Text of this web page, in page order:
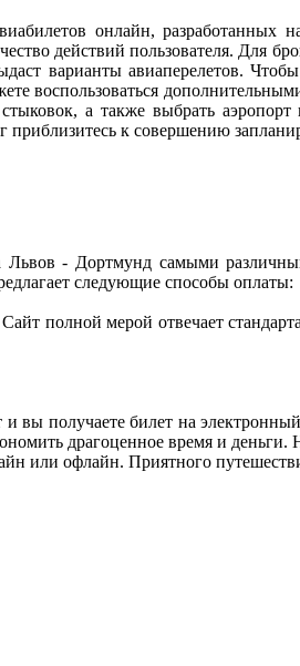
онлайн, разработанных
действий пользователя. Для
варианты авиаперелетов.
воспользоваться
а также выбрать
к совершению
Львов - Дортмунд самыми
следующие способы оплаты:
полной мерой отвечает
вы получаете билет на
драгоценное время и
или офлайн. Приятного